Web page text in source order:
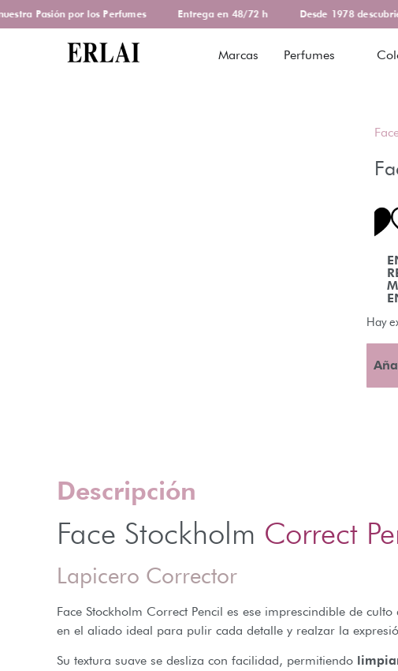
Pasión por los Perfumes Entrega en 48/72 h Desde 1978
Marcas Perfumes
Hay
Descripción
Face Stockholm Correct
Lapicero Corrector
Face Stockholm Correct Pencil es ese imprescindible de
en el aliado ideal para pulir cada detalle y realzar la
Su textura suave se desliza con facilidad, permitiendo